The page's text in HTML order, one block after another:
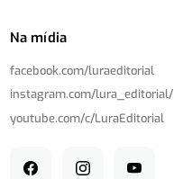
Na mídia
facebook.com/luraeditorial
instagram.com/lura_editorial/
youtube.com/c/LuraEditorial